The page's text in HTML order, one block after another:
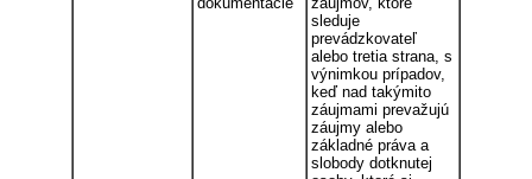
sleduje
prevádzkovateľ
alebo tretia strana, s
výnimkou prípadov,
keď nad takýmito
záujmami prevažujú
záujmy alebo
základné práva a
slobody dotknutej